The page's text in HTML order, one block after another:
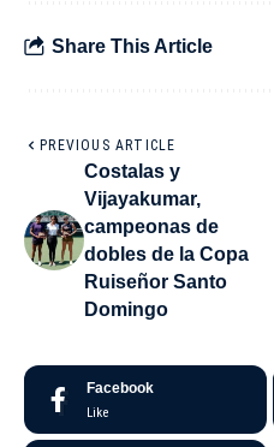
Share This Article
PREVIOUS ARTICLE
Costalas y
Vijayakumar,
campeonas de
dobles de la Copa
Ruiseñor Santo
Domingo
Facebook
Like